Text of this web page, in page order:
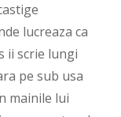
lucreaza ca
ii scrie lungi
pe sub usa
mainile lui